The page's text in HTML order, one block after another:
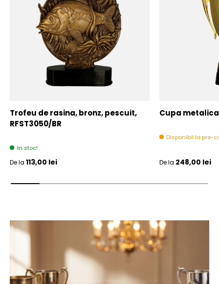
Trofeu de rasina, bronz, pescuit,
RFST3050/BR
In stoc!
Pret initial
De la 113,00 lei
Cupa
Disponibil la pre-
Pret initial
De la 248,00 lei